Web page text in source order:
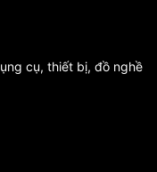
cụ, thiết bị, đồ nghề